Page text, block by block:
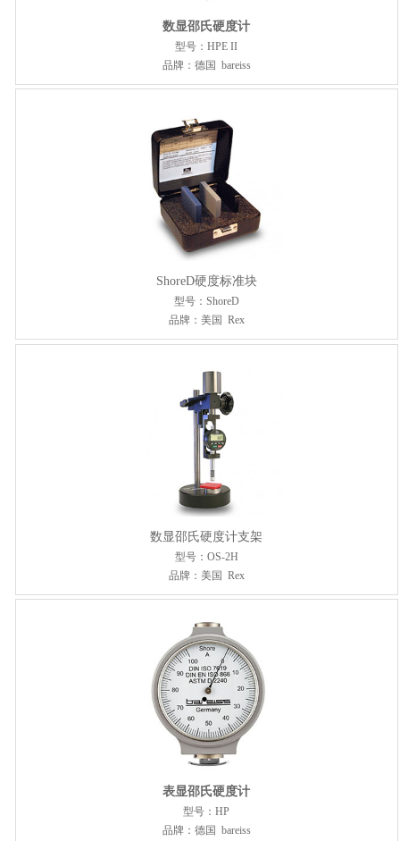
数显邵氏硬度计
型号：HPE II
品牌：德国 bareiss
ShoreD硬度标准块
型号：ShoreD
品牌：美国 Rex
数显邵氏硬度计支架
型号：OS-2H
品牌：美国 Rex
表显邵氏硬度计
型号：HP
品牌：德国 bareiss